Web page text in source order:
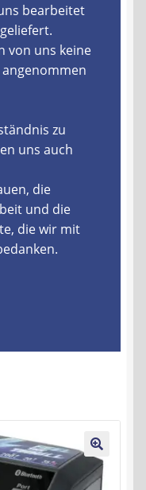
bearbeitet
von uns keine
zu
uns auch
die
und die
die wir mit
🔍